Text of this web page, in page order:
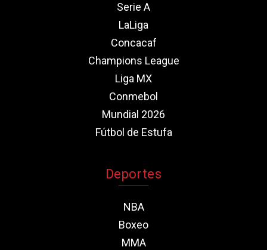
Serie A
LaLiga
Concacaf
Champions League
Liga MX
Conmebol
Mundial 2026
Fútbol de Estufa
Deportes
NBA
Boxeo
MMA